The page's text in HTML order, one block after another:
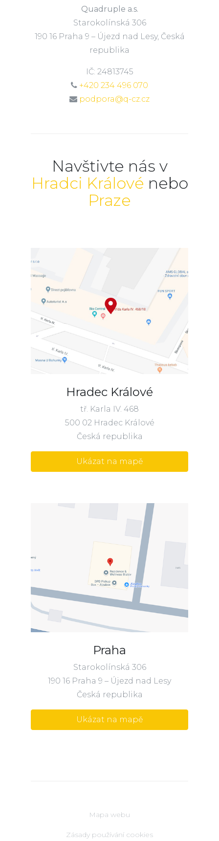
Quadruple a.s.
Starokolínská 306
190 16 Praha 9 – Újezd nad Lesy, Česká
republika
IČ: 24813745
+420 234 496 070
podpora@q-cz.cz
Navštivte nás v
Hradci Králové nebo
Praze
Hradec Králové
tř. Karla IV. 468
500 02 Hradec Králové
Česká republika
Ukázat na mapě
Praha
Starokolínská 306
190 16 Praha 9 – Újezd nad Lesy
Česká republika
Ukázat na mapě
Mapa webu
Zásady používání cookies